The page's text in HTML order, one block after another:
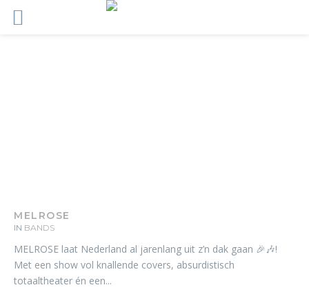
MELROSE
IN BANDS
MELROSE laat Nederland al jarenlang uit z’n dak gaan 🎉🎶!
Met een show vol knallende covers, absurdistisch
totaaltheater én een...